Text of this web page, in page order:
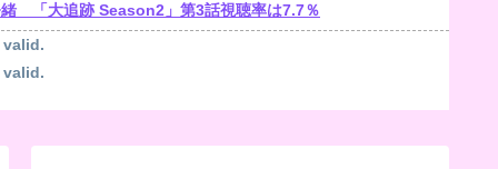
「大追跡 Season2」第3話視聴率は7.7％
valid.
valid.